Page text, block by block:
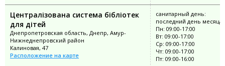
Централізована система бібліотек
для дітей
Днепропетровская область, Днепр, Амур-
Нижнеднепровский район
Калиновая, 47
Расположение на карте
санитарный день:
последний день месяца
Пн: 09:00-17:00
Вт: 09:00-17:00
Ср: 09:00-17:00
Чт: 09:00-17:00
Пт: 09:00-16:00